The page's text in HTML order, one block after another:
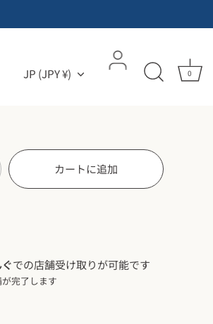
通貨
JP (JPY ¥) 0
暮らしのおとも
カートに追加
での店舗受け取りが可能です
完了します